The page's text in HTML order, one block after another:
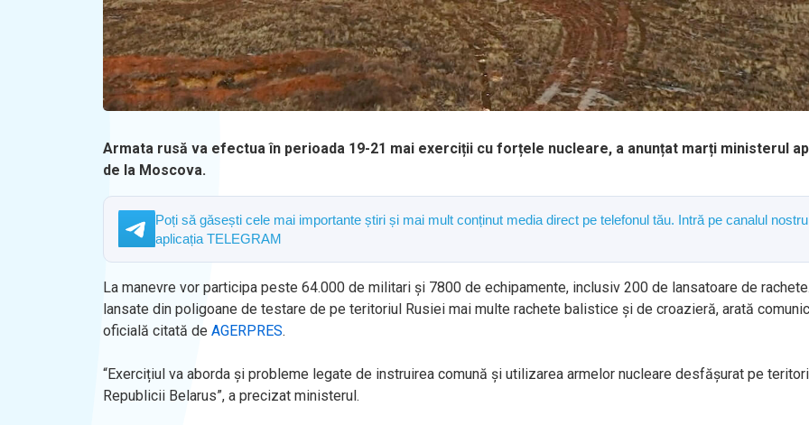
Armata rusă va efectua în perioada 19-21 mai exerciții cu forțele nucleare, a anunțat marți ministerul
de la Moscova.
Poți să găsești cele mai importante știri și mai mult conținut media direct pe telefonul tău. Intră pe canalul
aplicația TELEGRAM
La manevre vor participa peste 64.000 de militari și 7800 de echipamente, inclusiv 200 de lansatoare de
lansate din poligoane de testare de pe teritoriul Rusiei mai multe rachete balistice și de croazieră, arată
oficială citată de AGERPRES.
“Exercițiul va aborda și probleme legate de instruirea comună și utilizarea armelor nucleare desfășurat pe
Republicii Belarus”, a precizat ministerul.